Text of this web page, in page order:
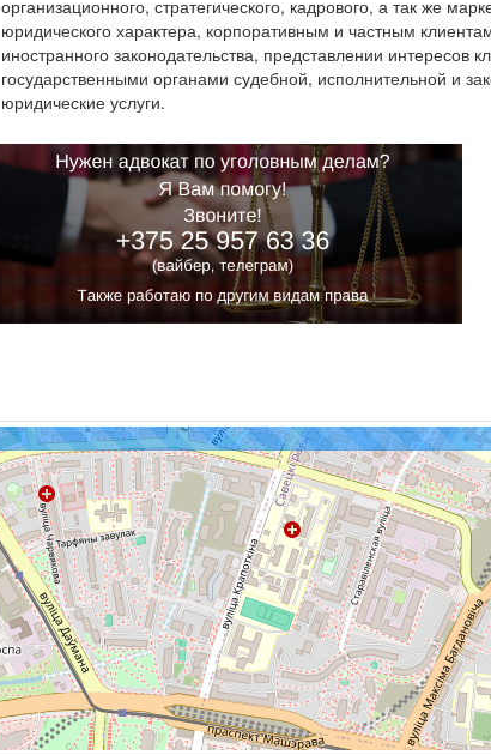
организационного, стратегического, кадрового, а так же
юридического характера, корпоративным и частным
иностранного законодательства, представлении интересов
государственными органами судебной, исполнительной и
юридические услуги.